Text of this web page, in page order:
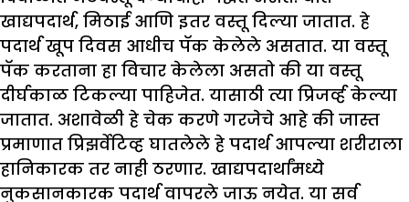
खाद्यपदार्थ, मिठाई आणि इतर वस्तू दिल्या जातात. हे
पदार्थ खूप दिवस आधीच पॅक केलेले असतात. या वस्तू
पॅक करताना हा विचार केलेला असतो की या वस्तू
दीर्घकाळ टिकल्या पाहिजेत. यासाठी त्या प्रिजर्व्ह केल्या
जातात. अशावेळी हे चेक करणे गरजेचे आहे की जास्त
प्रमाणात प्रिझर्वेटिव्ह घातलेले हे पदार्थ आपल्या शरीराला
हानिकारक तर नाही ठरणार. खाद्यपदार्थांमध्ये
नुकसानकारक पदार्थ वापरले जाऊ नयेत. या सर्व